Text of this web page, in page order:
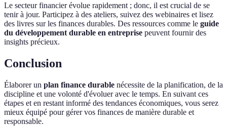
Le secteur financier évolue rapidement ; donc, il est crucial de se
tenir à jour. Participez à des ateliers, suivez des webinaires et lisez
des livres sur les finances durables. Des ressources comme le guide
du développement durable en entreprise peuvent fournir des
insights précieux.
Conclusion
Élaborer un plan finance durable nécessite de la planification, de la
discipline et une volonté d'évoluer avec le temps. En suivant ces
étapes et en restant informé des tendances économiques, vous serez
mieux équipé pour gérer vos finances de manière durable et
responsable.